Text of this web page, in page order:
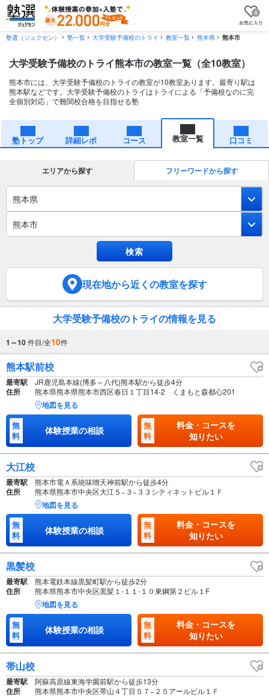
0
塾選（ジュクセン） 塾一覧 大学受験予備校のトライ 教室一覧 熊本県 熊本市
大学受験予備校のトライ熊本市の教室一覧（全10教室）
熊本市には、大学受験予備校のトライの教室が10教室あります。最寄り駅は
熊本駅などです。大学受験予備校のトライはトライによる「予備校なのに完
全個別対応」で難関校合格を目指せる塾
塾トップ 詳細レポ コース 教室一覧 口コミ
エリアから探す フリーワードから探す
熊本県
熊本市
現在地から近くの教室を探す
大学受験予備校のトライの情報を見る
1～10件目/全10件
熊本駅前校
最寄駅 JR鹿児島本線(博多～八代)熊本駅から徒歩4分
住所 熊本県熊本県熊本市西区春日１丁目14-2 くまもと森都心201
地図を見る
無
料
体験授業の相談
無
料
料金・コースを
知りたい
大江校
最寄駅 熊本市電Ａ系統味噌天神前駅から徒歩4分
住所 熊本県熊本市中央区大江５−３−３３シティネットビル１Ｆ
地図を見る
無
料
体験授業の相談
無
料
料金・コースを
知りたい
黒髪校
最寄駅 熊本電鉄本線黒髪町駅から徒歩2分
住所 熊本県熊本市中央区黒髪１-１１-１０東鋼第２ビル１F
地図を見る
無
料
体験授業の相談
無
料
料金・コースを
知りたい
帯山校
最寄駅 阿蘇高原線東海学園前駅から徒歩13分
住所 熊本県熊本市中央区帯山４丁目５７−２５アールビル１Ｆ